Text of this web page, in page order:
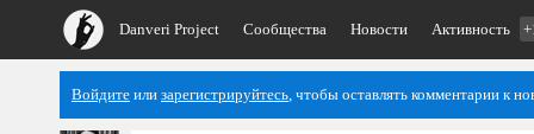
Danveri Project Сообщества Новости Активность
Войдите или зарегистрируйтесь, чтобы оставлять комментарии к